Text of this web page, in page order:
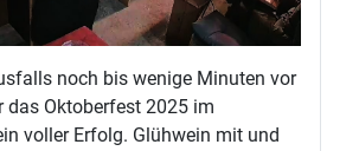
noch bis wenige Minuten vor
das Oktoberfest 2025 im
voller Erfolg. Glühwein mit und